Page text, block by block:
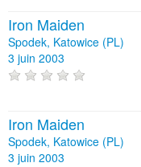
Iron Maiden
Spodek, Katowice (PL)
3 juin 2003
Iron Maiden
Spodek, Katowice (PL)
3 juin 2003